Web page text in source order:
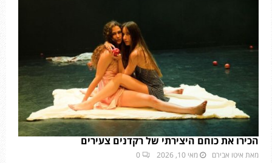
הכירו את כוחם היצירתי של רקדנים צעירים
מאת איטו אבירם מאי 10, 2026 0